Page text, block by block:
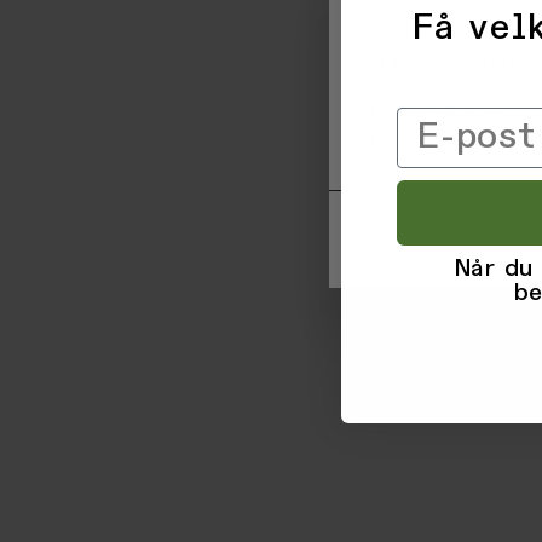
Vi og våre
trykke 'Godta',
til ved å klikke på
Få
Email
Når